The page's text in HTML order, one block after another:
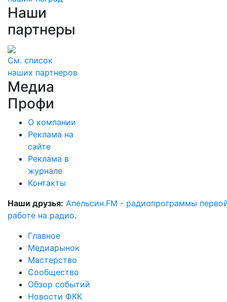
Наши
партнеры
См. список
наших партнеров
Медиа
Профи
О компании
Реклама на
сайте
Реклама в
журнале
Контакты
Наши друзья: Апельсин.FM - радиопрограммы
работе на радио.
Главное
Медиарынок
Мастерство
Сообщество
Обзор событий
Новости ФКК